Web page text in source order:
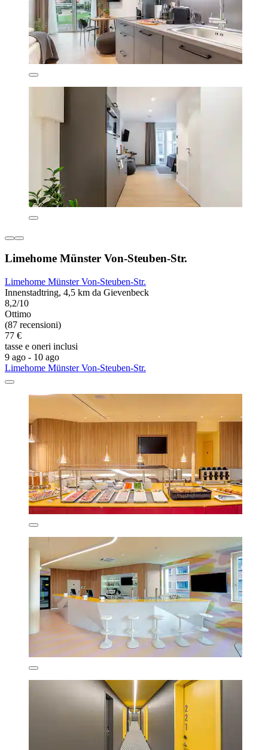
Limehome Münster Von-Steuben-Str.
Limehome Münster Von-Steuben-Str.
Innenstadtring, 4,5 km da Gievenbeck
8,2/10
Ottimo
(87 recensioni)
77 €
tasse e oneri inclusi
9 ago - 10 ago
Limehome Münster Von-Steuben-Str.